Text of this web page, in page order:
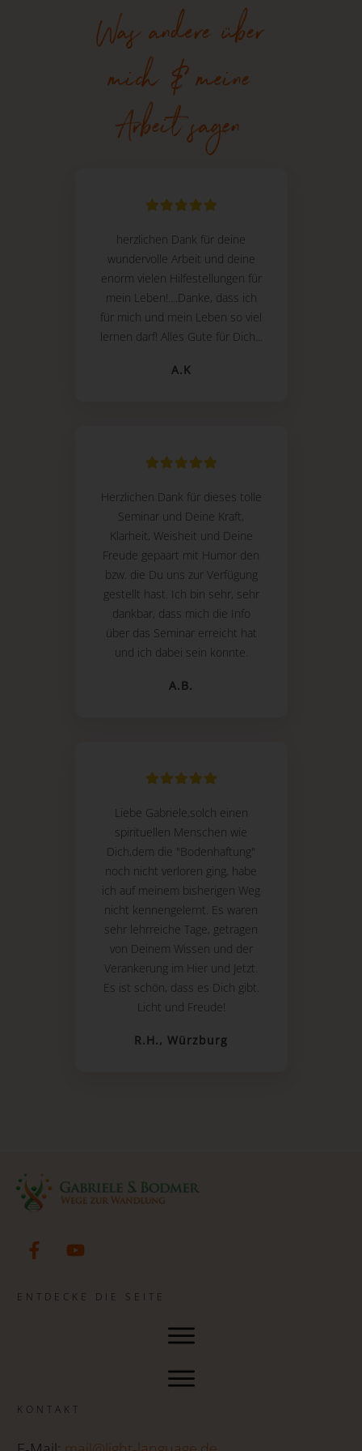
Was andere über
mich & meine
Arbeit sagen
herzlichen Dank für deine
wundervolle Arbeit und deine
enorm vielen Hilfestellungen für
mein Leben!....Danke, dass ich
für mich und mein Leben so viel
lernen darf! Alles Gute für Dich...
A.K
Herzlichen Dank für dieses tolle
Seminar und Deine Kraft,
Klarheit, Weisheit und Deine
Freude gepaart mit Humor den
bzw. die Du uns zur Verfügung
gestellt hast. Ich bin sehr, sehr
dankbar, dass mich die Info
über das Seminar erreicht hat
und ich dabei sein konnte.
A.B.
Liebe Gabriele,solch einen
spirituellen Menschen wie
Dich,dem die "Bodenhaftung"
noch nicht verloren ging, habe
ich auf meinem bisherigen Weg
nicht kennengelernt. Es waren
sehr lehrreiche Tage, getragen
von Deinem Wissen und der
Verankerung im Hier und Jetzt.
Es ist schön, dass es Dich gibt.
Licht und Freude!
R.H., Würzburg
ENTDECKE DIE SEITE
KONTAKT